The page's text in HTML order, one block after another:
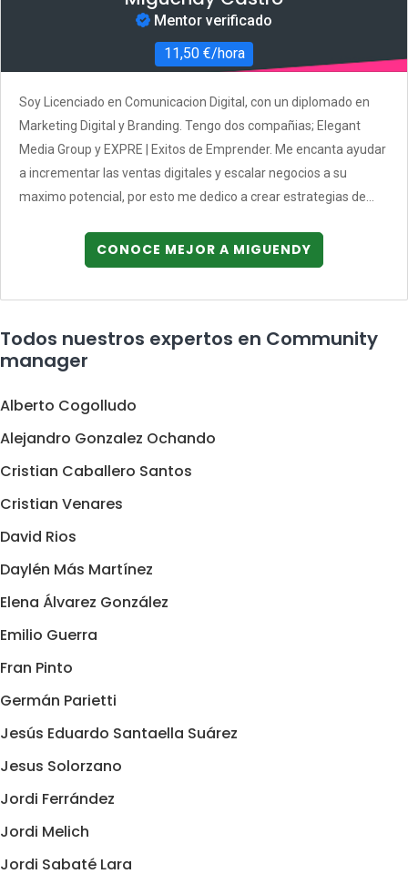
Mentor verificado
11,50 €/hora
Soy Licenciado en Comunicacion Digital, con un diplomado en
Marketing Digital y Branding. Tengo dos compañias; Elegant
Media Group y EXPRE | Exitos de Emprender. Me encanta ayudar
a incrementar las ventas digitales y escalar negocios a su
maximo potencial, por esto me dedico a crear estrategias de...
CONOCE MEJOR A MIGUENDY
Todos nuestros expertos en Community
manager
Alberto Cogolludo
Alejandro Gonzalez Ochando
Cristian Caballero Santos
Cristian Venares
David Rios
Daylén Más Martínez
Elena Álvarez González
Emilio Guerra
Fran Pinto
Germán Parietti
Jesús Eduardo Santaella Suárez
Jesus Solorzano
Jordi Ferrández
Jordi Melich
Jordi Sabaté Lara